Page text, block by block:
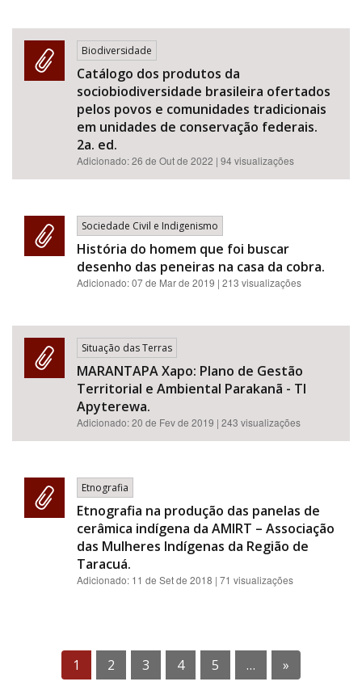
Biodiversidade
Catálogo dos produtos da
sociobiodiversidade brasileira ofertados
pelos povos e comunidades tradicionais
em unidades de conservação federais.
2a. ed.
Adicionado:26 de Out de 2022 | 94 visualizações
Sociedade Civil e Indigenismo
História do homem que foi buscar
desenho das peneiras na casa da cobra.
Adicionado:07 de Mar de 2019 | 213 visualizações
Situação das Terras
MARANTAPA Xapo: Plano de Gestão
Territorial e Ambiental Parakanã - TI
Apyterewa.
Adicionado:20 de Fev de 2019 | 243 visualizações
Etnografia
Etnografia na produção das panelas de
cerâmica indígena da AMIRT – Associação
das Mulheres Indígenas da Região de
Taracuá.
Adicionado: 11 de Set de 2018 | 71 visualizações
1 2 3 4 5 … »